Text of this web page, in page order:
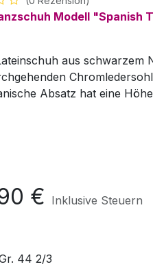
Modell "Spanish
aus schwarzem
Absatz hat eine
€ Inklusive Steuern